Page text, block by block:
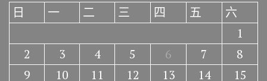
日
一 二 三 四 五
六
1
2
3 4 5 6 7
8
9
10 11 12 13 14
15